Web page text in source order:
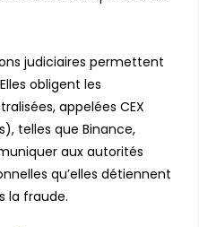
judiciaires permettent
obligent les
appelées CEX
telles que Binance,
aux autorités
qu’elles détiennent
la fraude.